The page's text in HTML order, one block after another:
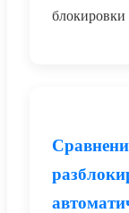
блокировки